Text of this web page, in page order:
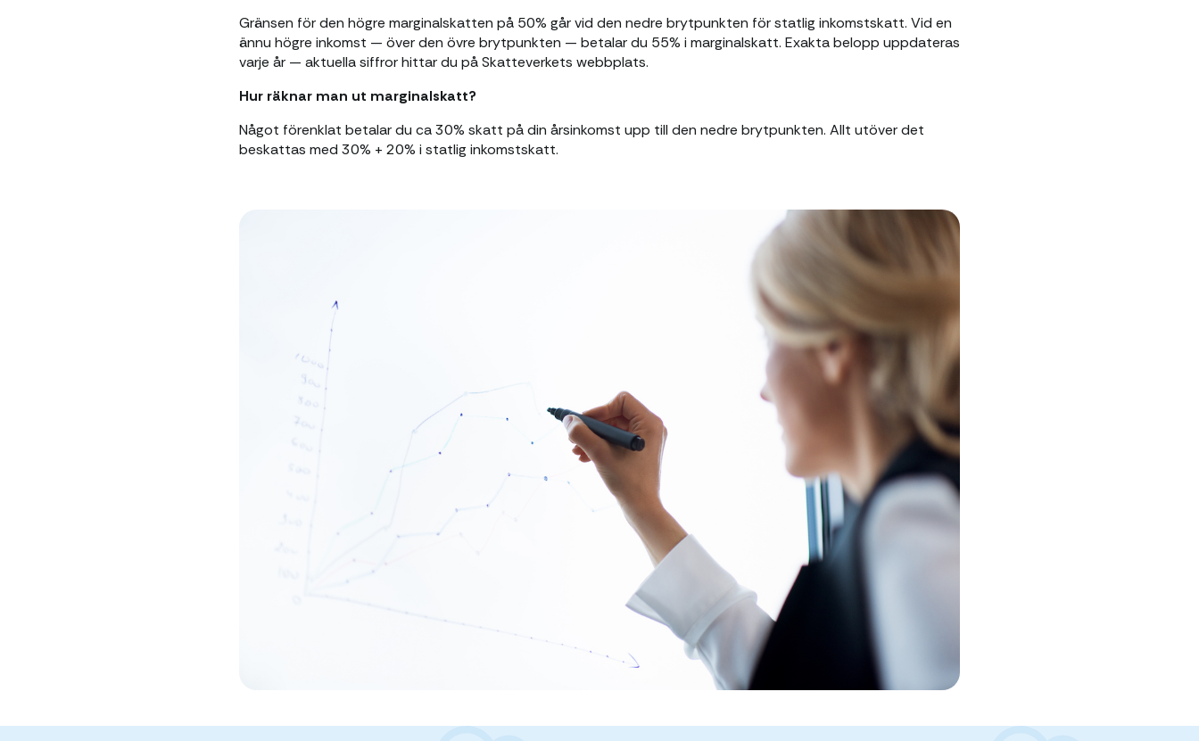
Gränsen för den högre marginalskatten på 50% går vid den nedre brytpunkten för statlig inkomstskatt. Vid en
ännu högre inkomst — över den övre brytpunkten — betalar du 55% i marginalskatt. Exakta belopp uppdateras
varje år — aktuella siffror hittar du på Skatteverkets webbplats.
Hur räknar man ut marginalskatt?
Något förenklat betalar du ca 30% skatt på din årsinkomst upp till den nedre brytpunkten. Allt utöver det
beskattas med 30% + 20% i statlig inkomstskatt.